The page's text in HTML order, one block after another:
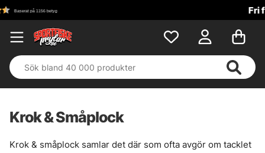
Krok & Småplock
Krok & småplock samlar det där som ofta avgör om tacklet